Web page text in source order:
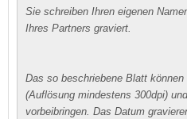
Sie schreiben Ihren eigenen
Ihres Partners graviert.
​Das so beschriebene Blatt
(Auflösung ​mindestens ​300dpi)
vorbeibringen. Das Datum